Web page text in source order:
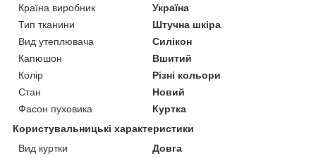
Країна виробник
Україна
Тип тканини
Штучна шкіра
Вид утеплювача
Силікон
Капюшон
Вшитий
Колір
Різні кольори
Стан
Новий
Фасон пуховика
Куртка
Користувальницькі характеристики
Вид куртки
Довга